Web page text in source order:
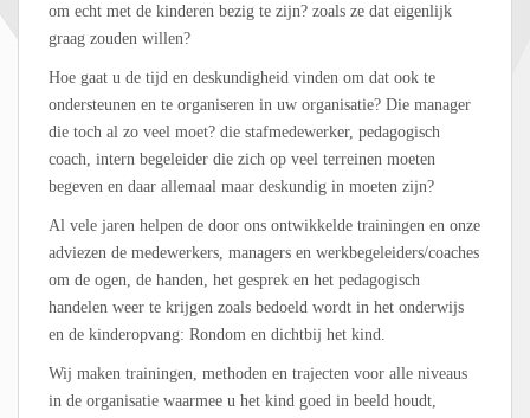
om echt met de kinderen bezig te zijn? zoals ze dat eigenlijk
graag zouden willen?
Hoe gaat u de tijd en deskundigheid vinden om dat ook te
ondersteunen en te organiseren in uw organisatie? Die manager
die toch al zo veel moet? die stafmedewerker, pedagogisch
coach, intern begeleider die zich op veel terreinen moeten
begeven en daar allemaal maar deskundig in moeten zijn?
Al vele jaren helpen de door ons ontwikkelde trainingen en onze
adviezen de medewerkers, managers en werkbegeleiders/coaches
om de ogen, de handen, het gesprek en het pedagogisch
handelen weer te krijgen zoals bedoeld wordt in het onderwijs
en de kinderopvang: Rondom en dichtbij het kind.
Wij maken trainingen, methoden en trajecten voor alle niveaus
in de organisatie waarmee u het kind goed in beeld houdt,